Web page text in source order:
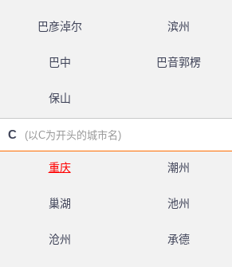
巴彦淖尔 滨州
巴中 巴音郭楞
保山
C (以C为开头的城市名)
重庆 潮州
巢湖 池州
沧州 承德